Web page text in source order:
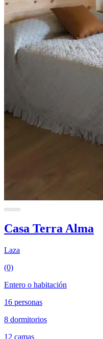
Casa Terra Alma
Laza
(0)
Entero o habitación
16 personas
8 dormitorios
12 camas